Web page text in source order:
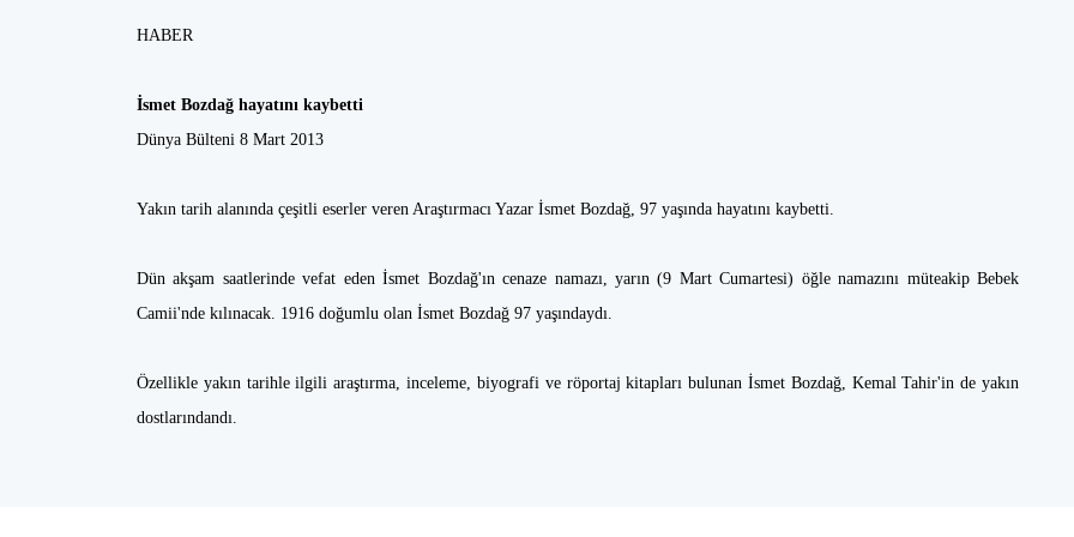
HABER
İsmet Bozdağ hayatını kaybetti
Dünya Bülteni 8 Mart 2013
Yakın tarih alanında çeşitli eserler veren Araştırmacı Yazar İsmet Bozdağ, 97 yaşında hayatını kaybetti.
Dün akşam saatlerinde vefat eden İsmet Bozdağ'ın cenaze namazı, yarın (9 Mart Cumartesi) öğle namazını müteakip Bebek
Camii'nde kılınacak. 1916 doğumlu olan İsmet Bozdağ 97 yaşındaydı.
Özellikle yakın tarihle ilgili araştırma, inceleme, biyografi ve röportaj kitapları bulunan İsmet Bozdağ, Kemal Tahir'in de yakın
dostlarındandı.